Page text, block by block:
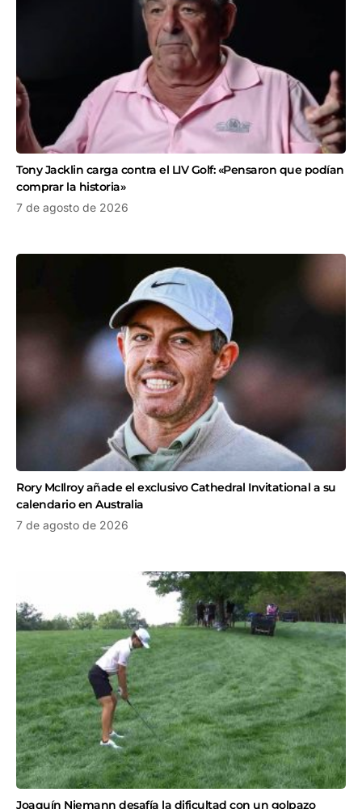
Tony Jacklin carga contra el LIV Golf: «Pensaron que podían
comprar la historia»
7 de agosto de 2026
Rory McIlroy añade el exclusivo Cathedral Invitational a su
calendario en Australia
7 de agosto de 2026
Joaquín Niemann desafía la dificultad con un golpazo